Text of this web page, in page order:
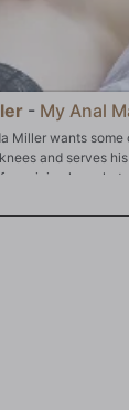
- My Anal
Miller wants
and serves
giving her what
gets fucked until